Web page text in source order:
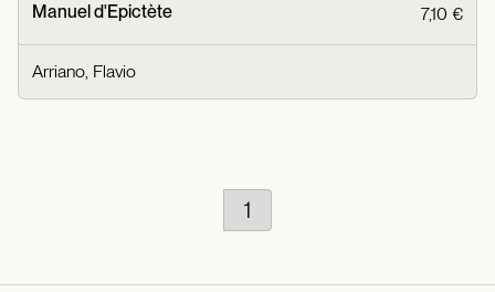
Manuel d'Epictète 7,10 €
Arriano, Flavio
1